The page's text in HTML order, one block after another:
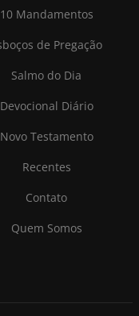
10 Mandamentos
de Pregação
Salmo do Dia
Devocional Diário
Novo Testamento
Recentes
Contato
Quem Somos